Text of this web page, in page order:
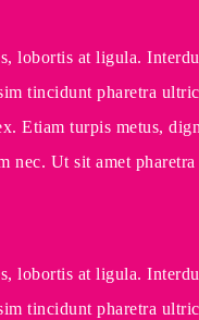
at ligula.
tincidunt pharetra
Etiam turpis metus,
nec. Ut sit amet pharetra
at ligula.
tincidunt pharetra